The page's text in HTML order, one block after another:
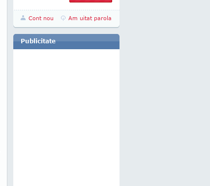
Cont nou Am uitat parola
Publicitate